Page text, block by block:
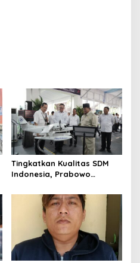
Tingkatkan Kualitas SDM
Indonesia, Prabowo
hingga Undang Universitas
Terbaik Dunia